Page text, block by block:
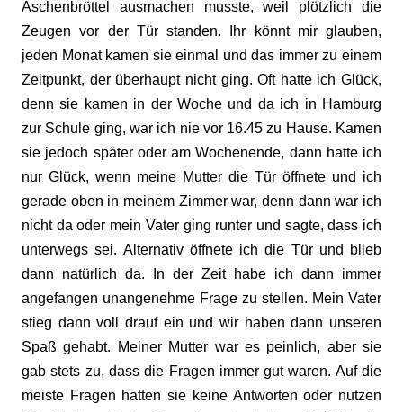
Aschenbröttel ausmachen musste, weil plötzlich die
Zeugen vor der Tür standen. Ihr könnt mir glauben,
jeden Monat kamen sie einmal und das immer zu einem
Zeitpunkt, der überhaupt nicht ging. Oft hatte ich Glück,
denn sie kamen in der Woche und da ich in Hamburg
zur Schule ging, war ich nie vor 16.45 zu Hause. Kamen
sie jedoch später oder am Wochenende, dann hatte ich
nur Glück, wenn meine Mutter die Tür öffnete und ich
gerade oben in meinem Zimmer war, denn dann war ich
nicht da oder mein Vater ging runter und sagte, dass ich
unterwegs sei. Alternativ öffnete ich die Tür und blieb
dann natürlich da. In der Zeit habe ich dann immer
angefangen unangenehme Frage zu stellen. Mein Vater
stieg dann voll drauf ein und wir haben dann unseren
Spaß gehabt. Meiner Mutter war es peinlich, aber sie
gab stets zu, dass die Fragen immer gut waren. Auf die
meiste Fragen hatten sie keine Antworten oder nutzen